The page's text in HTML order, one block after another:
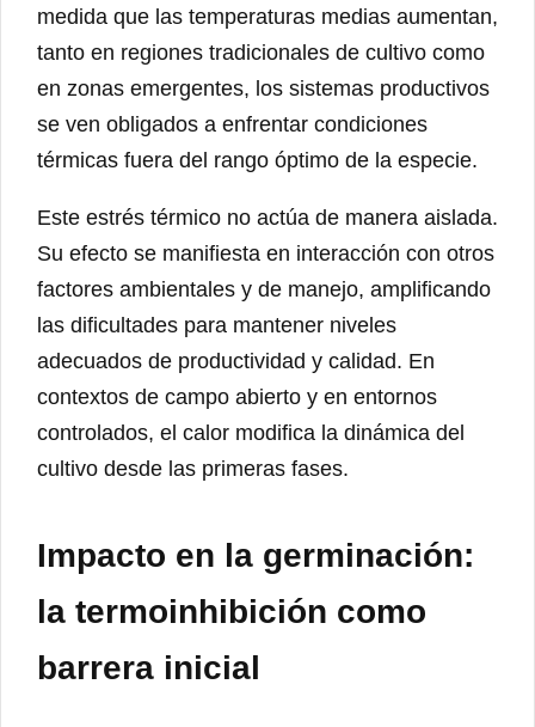
medida que las temperaturas medias aumentan,
tanto en regiones tradicionales de cultivo como
en zonas emergentes, los sistemas productivos
se ven obligados a enfrentar condiciones
térmicas fuera del rango óptimo de la especie.
Este estrés térmico no actúa de manera aislada.
Su efecto se manifiesta en interacción con otros
factores ambientales y de manejo, amplificando
las dificultades para mantener niveles
adecuados de productividad y calidad. En
contextos de campo abierto y en entornos
controlados, el calor modifica la dinámica del
cultivo desde las primeras fases.
Impacto en la germinación:
la termoinhibición como
barrera inicial